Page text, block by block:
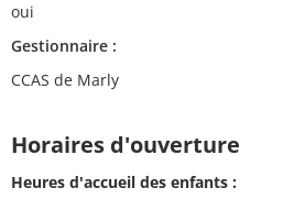
oui
Gestionnaire :
CCAS de Marly
Horaires d'ouverture
Heures d'accueil des enfants :